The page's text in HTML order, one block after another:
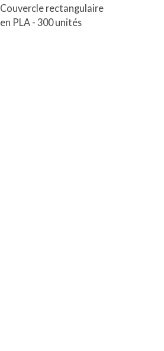
Couvercle rectangulaire
en PLA - 300 unités